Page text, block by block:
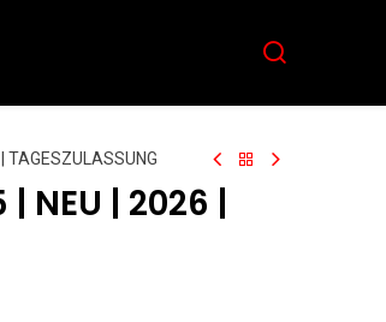
TAGESZULASSUNG
| NEU | 2026 |